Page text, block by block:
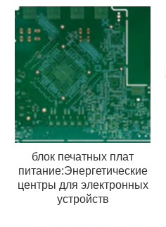
блок печатных плат
питание:Энергетические
центры для электронных
устройств